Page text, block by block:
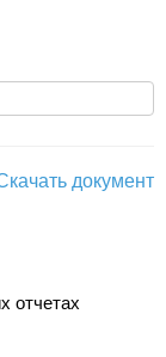
документ
отчетах